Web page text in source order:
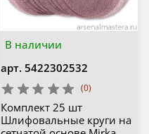
В наличии
арт. 5422302532
(0)
Комплект 25 шт
Шлифовальные круги на